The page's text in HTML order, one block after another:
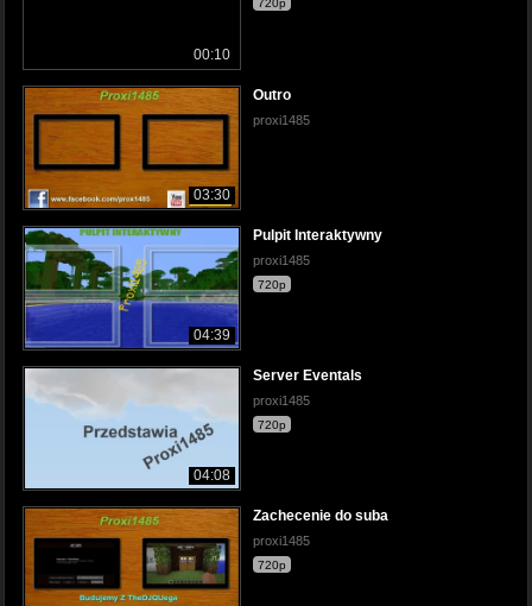
00:10
720p
03:30
Outro
proxi1485
04:39
Pulpit Interaktywny
proxi1485
720p
04:08
Server Eventals
proxi1485
720p
Zachecenie do suba
proxi1485
720p